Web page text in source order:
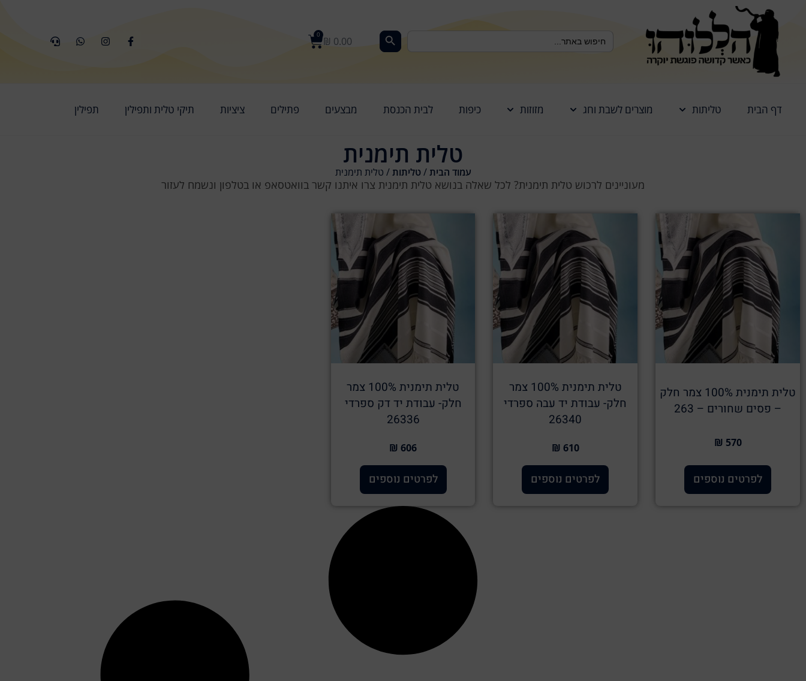
for:
₪ 0.00
0
דף הבית טליתות מוצרים לשבת וחג מזוזות כיפות לבית הכנסת מבצעים פתילים ציציות תיקי טלית ותפילין תפילין
טלית תימנית
עמוד הבית/טליתות/ טלית תימנית
מעוניינים לרכוש טלית תימנית? לכל שאלה בנושא טלית תימנית צרו איתנו קשר בוואטסאפ או בטלפון ונשמח לעזור
טלית תימנית 100% צמר חלק
– פסים שחורים – 263
570 ₪
לפרטים נוספים
טלית תימנית 100% צמר
חלק- עבודת יד עבה ספרדי
26340
610 ₪
לפרטים נוספים
טלית תימנית 100% צמר
חלק- עבודת יד דק ספרדי
26336
606 ₪
לפרטים נוספים